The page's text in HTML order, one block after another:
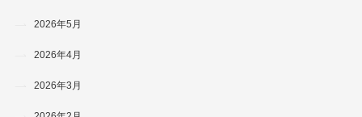
2026年5月
2026年4月
2026年3月